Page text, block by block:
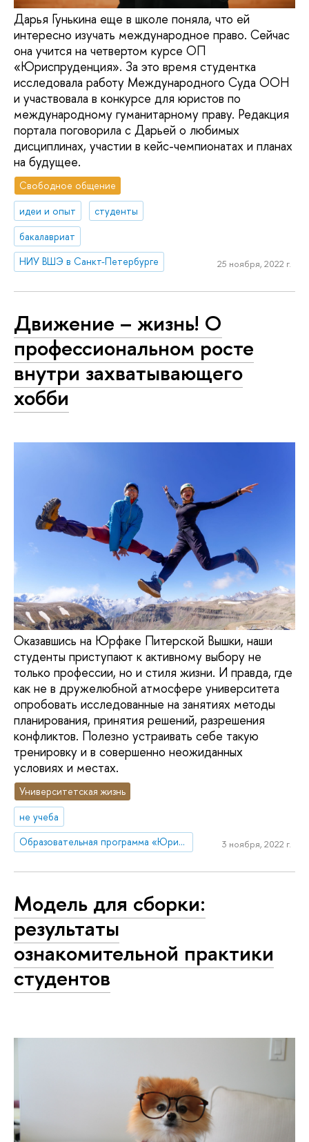
Дарья Гунькина еще в школе поняла, что ей
интересно изучать международное право. Сейчас
она учится на четвертом курсе ОП
«Юриспруденция». За это время студентка
исследовала работу Международного Суда ООН
и участвовала в конкурсе для юристов по
международному гуманитарному праву. Редакция
портала поговорила с Дарьей о любимых
дисциплинах, участии в кейс-чемпионатах и планах
на будущее.
Свободное общение
идеи и опыт
студенты
бакалавриат
НИУ ВШЭ в Санкт-Петербурге
25 ноября, 2022 г.
Движение – жизнь! О
профессиональном росте
внутри захватывающего
хобби
Оказавшись на Юрфаке Питерской Вышки, наши
студенты приступают к активному выбору не
только профессии, но и стиля жизни. И правда, где
как не в дружелюбной атмосфере университета
опробовать исследованные на занятиях методы
планирования, принятия решений, разрешения
конфликтов. Полезно устраивать себе такую
тренировку и в совершенно неожиданных
условиях и местах.
Университетская жизнь
не учеба
Образовательная программа «Юриспруденция»
3 ноября, 2022 г.
Модель для сборки:
результаты
ознакомительной практики
студентов